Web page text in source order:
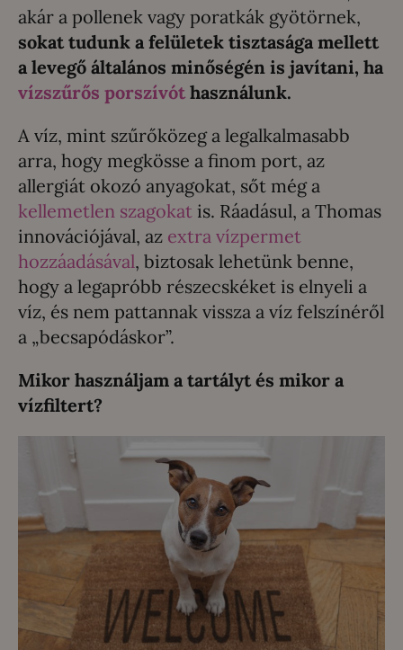
akár a pollenek vagy poratkák gyötörnek,
sokat tudunk a felületek tisztasága mellett
a levegő általános minőségén is javítani, ha
vízszűrős porszívót használunk.
A víz, mint szűrőközeg a legalkalmasabb
arra, hogy megkösse a finom port, az
allergiát okozó anyagokat, sőt még a
kellemetlen szagokat is. Ráadásul, a Thomas
innovációjával, az extra vízpermet
hozzáadásával, biztosak lehetünk benne,
hogy a legapróbb részecskéket is elnyeli a
víz, és nem pattannak vissza a víz felszínéről
a „becsapódáskor”.
Mikor használjam a tartályt és mikor a
vízfiltert?